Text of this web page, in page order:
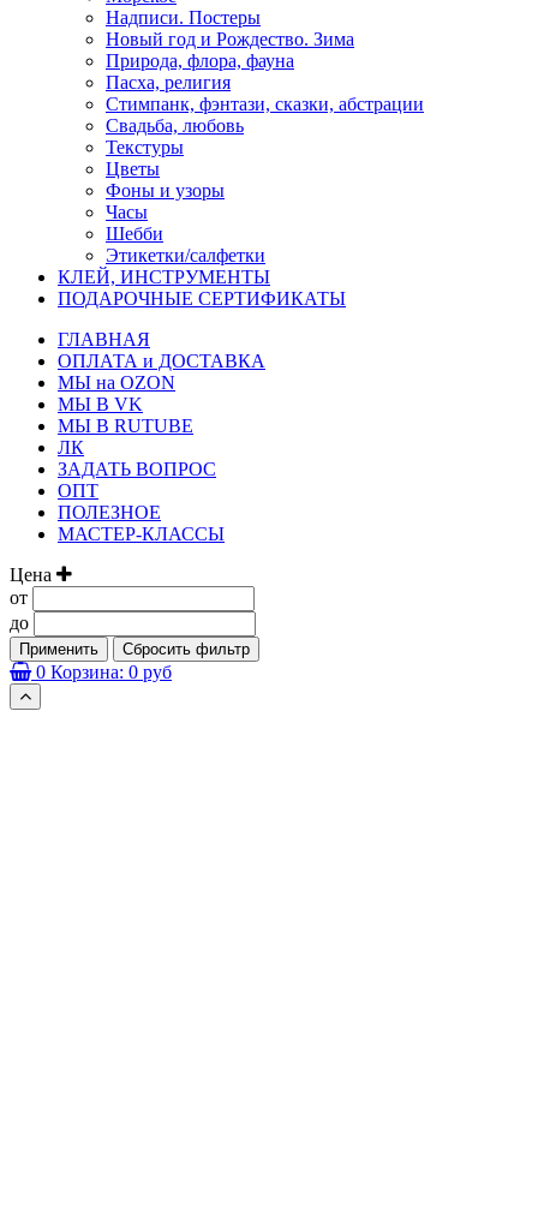
Надписи. Постеры
Новый год и Рождество. Зима
Природа, флора, фауна
Пасха, религия
Стимпанк, фэнтази, сказки, абстрации
Свадьба, любовь
Текстуры
Цветы
Фоны и узоры
Часы
Шебби
Этикетки/салфетки
КЛЕЙ, ИНСТРУМЕНТЫ
ПОДАРОЧНЫЕ СЕРТИФИКАТЫ
ГЛАВНАЯ
ОПЛАТА и ДОСТАВКА
МЫ на OZON
МЫ В VK
МЫ В RUTUBE
ЛК
ЗАДАТЬ ВОПРОС
ОПТ
ПОЛЕЗНОЕ
МАСТЕР-КЛАССЫ
Цена
от
до
Применить Сбросить фильтр
0 Корзина: 0 руб